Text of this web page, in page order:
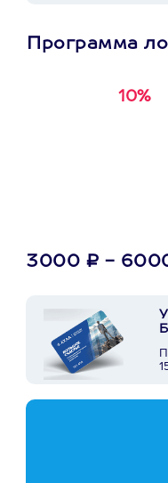
Программа
10%
3000 ₽ -